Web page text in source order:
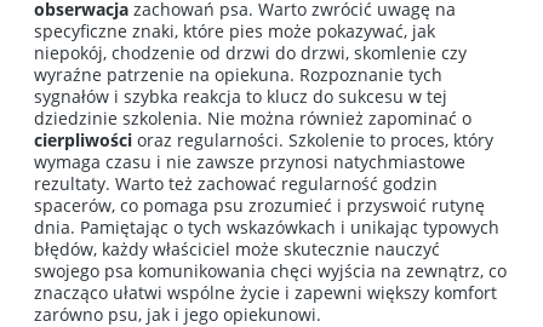
obserwacja zachowań psa. Warto zwrócić uwagę na
specyficzne znaki, które pies może pokazywać, jak
niepokój, chodzenie od drzwi do drzwi, skomlenie czy
wyraźne patrzenie na opiekuna. Rozpoznanie tych
sygnałów i szybka reakcja to klucz do sukcesu w tej
dziedzinie szkolenia. Nie można również zapominać o
cierpliwości oraz regularności. Szkolenie to proces, który
wymaga czasu i nie zawsze przynosi natychmiastowe
rezultaty. Warto też zachować regularność godzin
spacerów, co pomaga psu zrozumieć i przyswoić rutynę
dnia. Pamiętając o tych wskazówkach i unikając typowych
błędów, każdy właściciel może skutecznie nauczyć
swojego psa komunikowania chęci wyjścia na zewnątrz, co
znacząco ułatwi wspólne życie i zapewni większy komfort
zarówno psu, jak i jego opiekunowi.